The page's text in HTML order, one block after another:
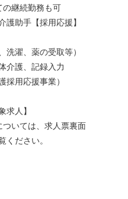
の継続勤務も可
助手【採用応援】
洗濯、薬の受取等）
介護、記録入力
採用応援事業）
求人】
いては、求人票裏面
ください。